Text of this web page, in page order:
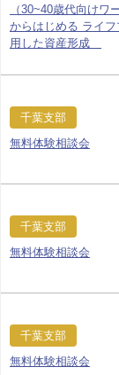
（30~40歳代向けワ
からはじめる ライ
用した資産形成
千葉支部
無料体験相談会
千葉支部
無料体験相談会
千葉支部
無料体験相談会